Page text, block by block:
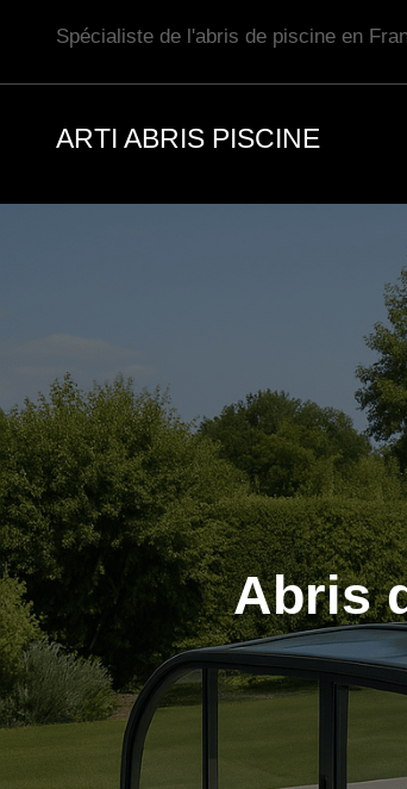
Spécialiste de l'abris de piscine en
ARTI ABRIS PISCINE
Abris